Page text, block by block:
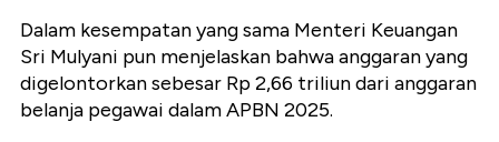
Dalam kesempatan yang sama Menteri Keuangan
Sri Mulyani pun menjelaskan bahwa anggaran yang
digelontorkan sebesar Rp 2,66 triliun dari anggaran
belanja pegawai dalam APBN 2025.